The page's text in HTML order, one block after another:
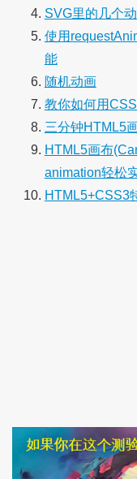
SVG里的几个
使用
能
随机动画
教你如何用
三分钟HTML5
HTML5画布
animation轻松
HTML5+CSS3